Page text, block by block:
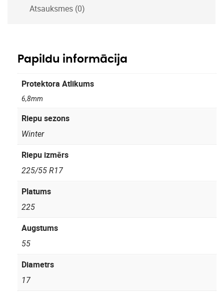
Atsauksmes (0)
Papildu informācija
Protektora Atlikums
6,8mm
Riepu sezons
Winter
Riepu izmērs
225/55 R17
Platums
225
Augstums
55
Diametrs
17